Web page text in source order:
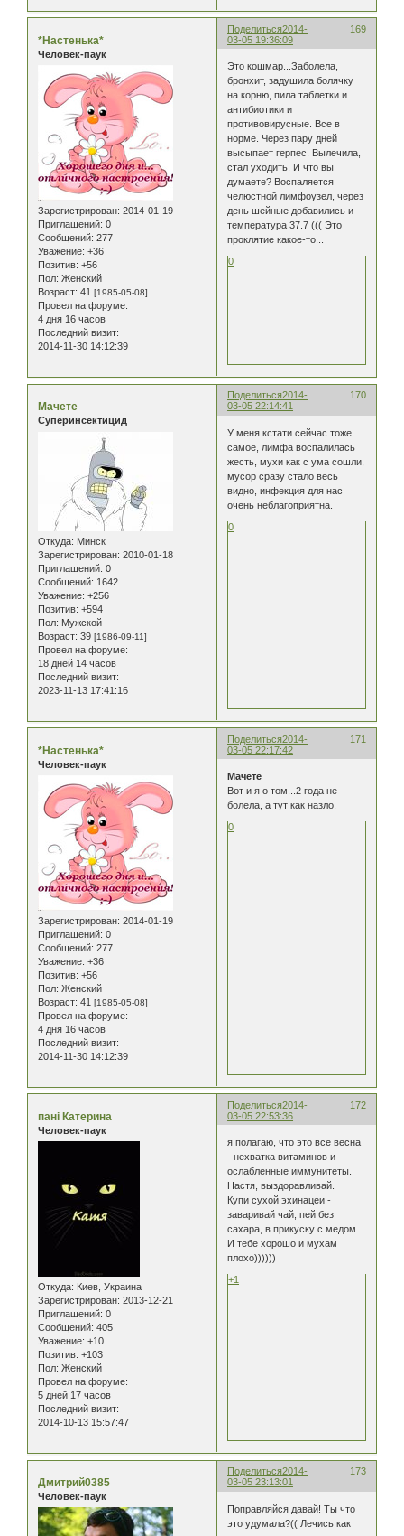
Поделиться 169
2014-
03-05 19:36:09
*Настенька*
Человек-паук
Зарегистрирован: 2014-01-19
Приглашений: 0
Сообщений: 277
Уважение: +36
Позитив: +56
Пол: Женский
Возраст: 41 [1985-05-08]
Провел на форуме:
4 дня 16 часов
Последний визит:
2014-11-30 14:12:39
Это кошмар...Заболела,
бронхит, задушила болячку
на корню, пила таблетки и
антибиотики и
противовирусные. Все в
норме. Через пару дней
высыпает герпес. Вылечила,
стал уходить. И что вы
думаете? Воспаляется
челюстной лимфоузел, через
день шейные добавились и
температура 37.7 ((( Это
проклятие какое-то...
0
Поделиться 170
2014-
03-05 22:14:41
Мачете
Суперинсектицид
Откуда: Минск
Зарегистрирован: 2010-01-18
Приглашений: 0
Сообщений: 1642
Уважение: +256
Позитив: +594
Пол: Мужской
Возраст: 39 [1986-09-11]
Провел на форуме:
18 дней 14 часов
Последний визит:
2023-11-13 17:41:16
У меня кстати сейчас тоже
самое, лимфа воспалилась
жесть, мухи как с ума сошли,
мусор сразу стало весь
видно, инфекция для нас
очень неблагоприятна.
0
Поделиться 171
2014-
03-05 22:17:42
*Настенька*
Человек-паук
Зарегистрирован: 2014-01-19
Приглашений: 0
Сообщений: 277
Уважение: +36
Позитив: +56
Пол: Женский
Возраст: 41 [1985-05-08]
Провел на форуме:
4 дня 16 часов
Последний визит:
2014-11-30 14:12:39
Мачете
Вот и я о том...2 года не
болела, а тут как назло.
0
Поделиться 172
2014-
03-05 22:53:36
пані Катерина
Человек-паук
Откуда: Киев, Украина
Зарегистрирован: 2013-12-21
Приглашений: 0
Сообщений: 405
Уважение: +10
Позитив: +103
Пол: Женский
Провел на форуме:
5 дней 17 часов
Последний визит:
2014-10-13 15:57:47
я полагаю, что это все весна
- нехватка витаминов и
ослабленные иммунитеты.
Настя, выздоравливай.
Купи сухой эхинацеи -
заваривай чай, пей без
сахара, в прикуску с медом.
И тебе хорошо и мухам
плохо))))))
+1
Поделиться 173
2014-
03-05 23:13:01
Дмитрий0385
Человек-паук
Поправляйся давай! Ты что
это удумала?(( Лечись как